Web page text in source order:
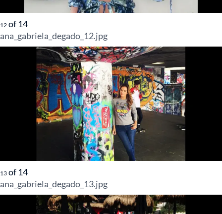
12 of 14
ana_gabriela_degado_12.jpg
13 of 14
ana_gabriela_degado_13.jpg